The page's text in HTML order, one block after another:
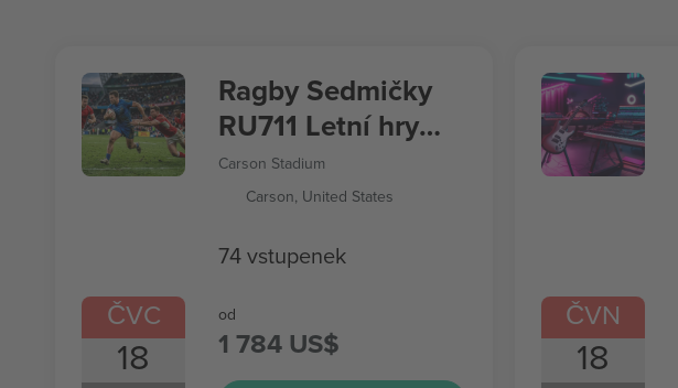
ČVC
18
Ragby Sedmičky
RU711 Letní hry
2028
Carson Stadium
Carson, United States
74 vstupenek
od
1 784 US$
ČVN
18